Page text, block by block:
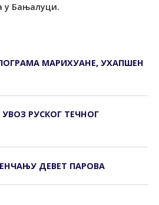
у Бањалуци.
МАРИХУАНЕ, УХАПШЕН
РУСКОГ ТЕЧНОГ
ДЕВЕТ ПАРОВА